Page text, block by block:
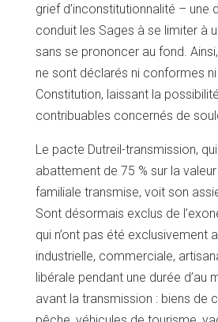
grief d’inconstitutionnalité – une
conduit les Sages à se limiter à
sans se prononcer au fond.
ne sont déclarés ni conformes
Constitution, laissant la
contribuables concernés de
Le pacte Dutreil-transmission,
abattement de 75 % sur la valeur
familiale transmise, voit son
Sont désormais exclus de
qui n’ont pas été exclusivement
industrielle, commerciale,
libérale pendant une durée d’au
avant la transmission : biens de